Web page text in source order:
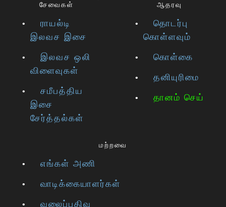
சேவைகள்
ராயல்டி
இலவச இசை
இலவச ஒலி
விளைவுகள்
சமீபத்திய
இசை
சேர்த்தல்கள்
ஆதரவு
தொடர்பு
கொள்ளவும்
கொள்கை
தனியுரிமை
தானம் செய்
மற்றவை
எங்கள் அணி
வாடிக்கையாளர்கள்
வலைப்பதிவு